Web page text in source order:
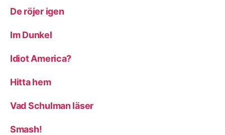
De röjer igen
Im Dunkel
Idiot America?
Hitta hem
Vad Schulman läser
Smash!